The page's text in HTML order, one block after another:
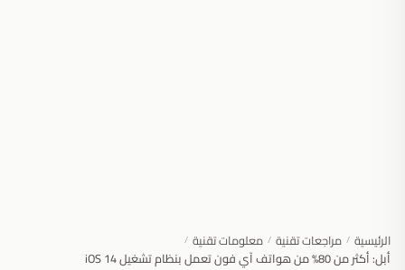
الرئيسية / مراجعات تقنية / معلومات تقنية /
أبل: أكثر من 80% من هواتف آي فون تعمل بنظام تشغيل iOS 14